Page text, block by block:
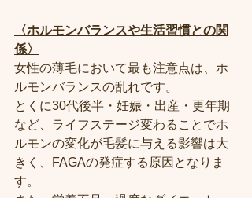
〈ホルモンバランスや生活習慣との関
係〉
女性の薄毛において最も注意点は、ホ
ルモンバランスの乱れです。
とくに30代後半・妊娠・出産・更年期
など、ライフステージ変わることでホ
ルモンの変化が毛髪に与える影響は大
きく、FAGAの発症する原因となりま
す。